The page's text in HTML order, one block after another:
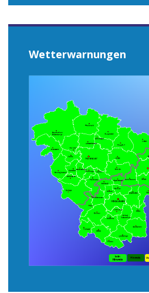
Wetterwarnungen